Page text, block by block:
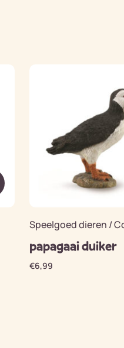
Speelgoed dieren /
papagaai duiker
€6,99